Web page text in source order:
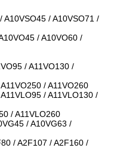
A10VSO45 / A10VSO71 /
/ A10VO60 /
/ A11VO130 /
/ A11VO260
/ A11VLO130 /
/ A11VLO260
/ A10VG63 /
/ A2F107 / A2F160 /